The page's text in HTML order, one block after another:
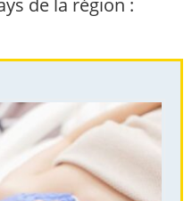
de la région :